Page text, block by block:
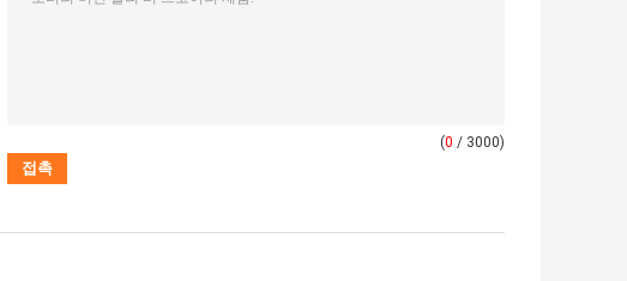
(0 / 3000)